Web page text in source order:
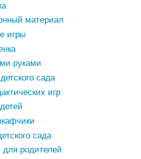
материал
игры
руками
сада
игр
сада
для родителей